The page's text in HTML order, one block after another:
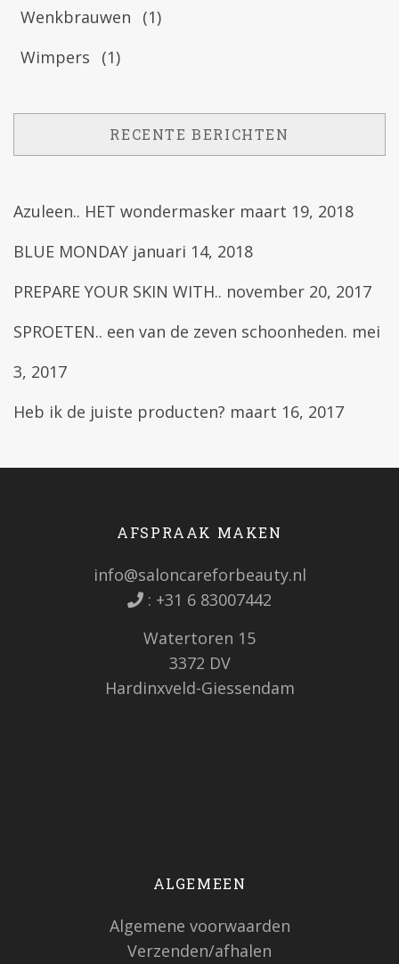
Wenkbrauwen
(1)
Wimpers
(1)
RECENTE BERICHTEN
Azuleen.. HET wondermasker maart 19, 2018
BLUE MONDAY januari 14, 2018
PREPARE YOUR SKIN WITH.. november 20, 2017
SPROETEN.. een van de zeven schoonheden. mei
3, 2017
Heb ik de juiste producten? maart 16, 2017
AFSPRAAK MAKEN
info@saloncareforbeauty.nl
: +31 6 83007442
Watertoren 15
3372 DV
Hardinxveld-Giessendam
ALGEMEEN
Algemene voorwaarden
Verzenden/afhalen